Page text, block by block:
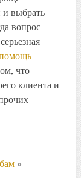
и выбрать
вопрос
что
клиента и
»